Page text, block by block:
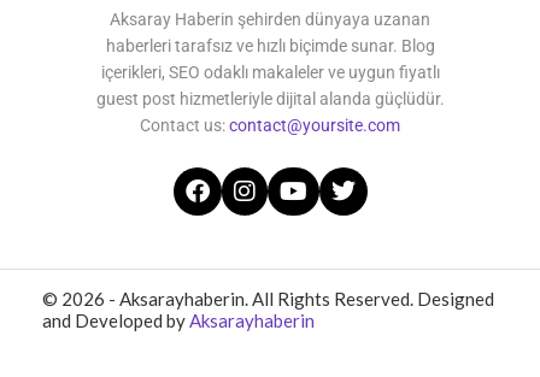
Aksaray Haberin şehirden dünyaya uzanan
haberleri tarafsız ve hızlı biçimde sunar. Blog
içerikleri, SEO odaklı makaleler ve uygun fiyatlı
guest post hizmetleriyle dijital alanda güçlüdür.
Contact us:contact@yoursite.com
© 2026 - Aksarayhaberin. All Rights Reserved. Designed
and Developed byAksarayhaberin